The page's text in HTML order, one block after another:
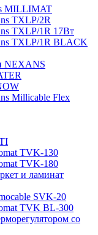
MILLIMAT
TXLP/2R
TXLP/1R 17Вт
TXLP/1R BLACK
NEXANS
Millicable Flex
TVK-130
TVK-180
и ламинат
SVK-20
TVK BL-300
со